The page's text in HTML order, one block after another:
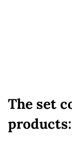
The set
products: